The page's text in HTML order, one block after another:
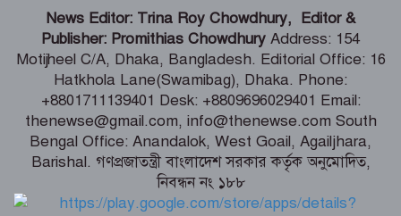
গণমাধ্যমের ওপর নিয়ন্ত্রণ নয়, প্রয়োজন
নিয়মতান্ত্রিক কাঠামো: তথ্য ও সম্প্রচারমন্ত্রী
টেকসই গণতন্ত্র প্রতিষ্ঠায় স্বাধীন ও শক্তিশালী
গণমাধ্যমের বিকল্প নেই -মির্জা ফখরুল
জুলাই তথ্যচিত্র থেকে আবু সাঈদের ছবি-
ভিডিও যে কারণে বাদ দেওয়া হয়েছিল
News Editor: Trina Roy Chowdhury, Editor &
Publisher: Promithias Chowdhury Address: 154
Motijheel C/A, Dhaka, Bangladesh. Editorial Office: 16
Hatkhola Lane(Swamibag), Dhaka. Phone:
+8801711139401 Desk: +8809696029401 Email:
thenewse@gmail.com, info@thenewse.com South
Bengal Office: Anandalok, West Goail, Agailjhara,
Barishal. গণপ্রজাতন্ত্রী বাংলাদেশ সরকার কর্তৃক অনুমোদিত,
নিবন্ধন নং ১৮৮